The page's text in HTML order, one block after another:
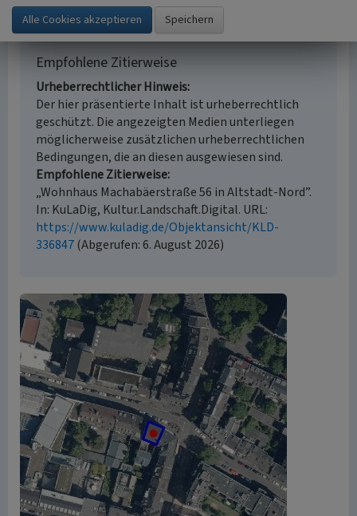
Empfohlene Zitierweise
Urheberrechtlicher Hinweis
Der hier präsentierte Inhalt ist urheberrechtlich
geschützt. Die angezeigten Medien unterliegen
möglicherweise zusätzlichen urheberrechtlichen
Bedingungen, die an diesen ausgewiesen sind.
Empfohlene Zitierweise
„Wohnhaus Machabäerstraße 56 in Altstadt-Nord”.
In: KuLaDig, Kultur.Landschaft.Digital. URL:
https://www.kuladig.de/Objektansicht/KLD-
336847(Abgerufen: 6. August 2026)